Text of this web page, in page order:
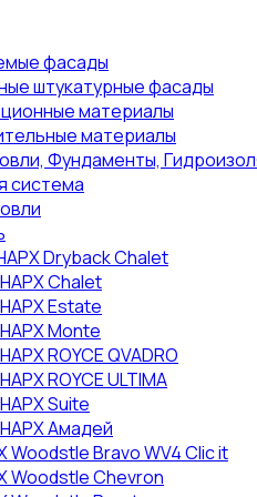
фасады
штукатурные фасады
материалы
материалы
Фундаменты,
система
Dryback Chalet
Chalet
Estate
Monte
ROYCE QVADRO
ROYCE ULTIMA
Suite
Амадей
Bravo WV4 Clic it
Chevron